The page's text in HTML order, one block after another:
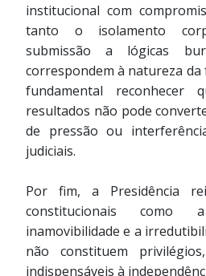
institucional com
tanto o isolamento
submissão a lógicas
correspondem à natureza da
fundamental reconhecer
resultados não pode
de pressão ou
judiciais.
Por fim, a Presidência
constitucionais como
inamovibilidade e a
não constituem
indispensáveis à